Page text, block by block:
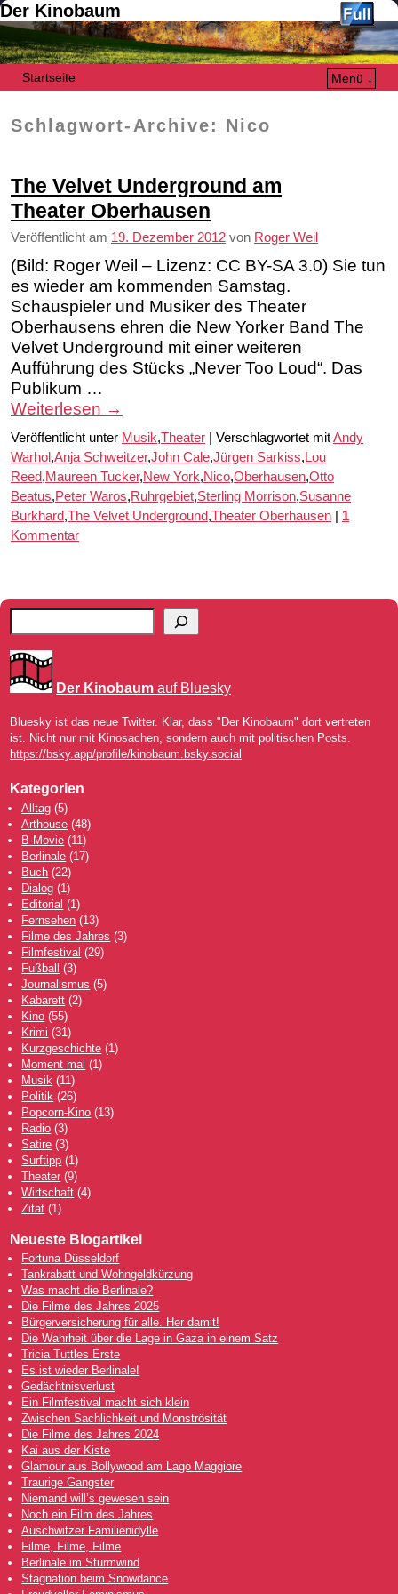
Der Kinobaum
Startseite
Menü ↓
Schlagwort-Archive: Nico
The Velvet Underground am
Theater Oberhausen
Veröffentlicht am 19. Dezember 2012 von Roger Weil
(Bild: Roger Weil – Lizenz: CC BY-SA 3.0) Sie tun
es wieder am kommenden Samstag.
Schauspieler und Musiker des Theater
Oberhausens ehren die New Yorker Band The
Velvet Underground mit einer weiteren
Aufführung des Stücks „Never Too Loud“. Das
Publikum …
Weiterlesen →
Veröffentlicht unter Musik,Theater Verschlagwortet mitAndy
Warhol ,Anja Schweitzer,John Cale,Jürgen Sarkiss, Lou
Reed,Maureen Tucker,New York,Nico,Oberhausen,Otto
Beatus,Peter Waros,Ruhrgebiet,Sterling Morrison,Susanne
Burkhard,The Velvet Underground,Theater Oberhausen
1
Kommentar
Der Kinobaum auf Bluesky
Bluesky ist das neue Twitter. Klar, dass "Der Kinobaum" dort vertreten
ist. Nicht nur mit Kinosachen, sondern auch mit politischen Posts.
https://bsky.app/profile/kinobaum.bsky.social
Kategorien
Alltag (5)
Arthouse (48)
B-Movie (11)
Berlinale (17)
Buch (22)
Dialog (1)
Editorial (1)
Fernsehen (13)
Filme des Jahres (3)
Filmfestival (29)
Fußball (3)
Journalismus (5)
Kabarett (2)
Kino (55)
Krimi (31)
Kurzgeschichte (1)
Moment mal (1)
Musik (11)
Politik (26)
Popcorn-Kino (13)
Radio (3)
Satire (3)
Surftipp (1)
Theater (9)
Wirtschaft (4)
Zitat (1)
Neueste Blogartikel
Fortuna Düsseldorf
Tankrabatt und Wohngeldkürzung
Was macht die Berlinale?
Die Filme des Jahres 2025
Bürgerversicherung für alle. Her damit!
Die Wahrheit über die Lage in Gaza in einem Satz
Tricia Tuttles Erste
Es ist wieder Berlinale!
Gedächtnisverlust
Ein Filmfestival macht sich klein
Zwischen Sachlichkeit und Monströsität
Die Filme des Jahres 2024
Kai aus der Kiste
Glamour aus Bollywood am Lago Maggiore
Traurige Gangster
Niemand will’s gewesen sein
Noch ein Film des Jahres
Auschwitzer Familienidylle
Filme, Filme, Filme
Berlinale im Sturmwind
Stagnation beim Snowdance